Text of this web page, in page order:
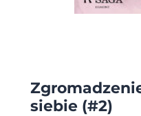
siebie (#2)